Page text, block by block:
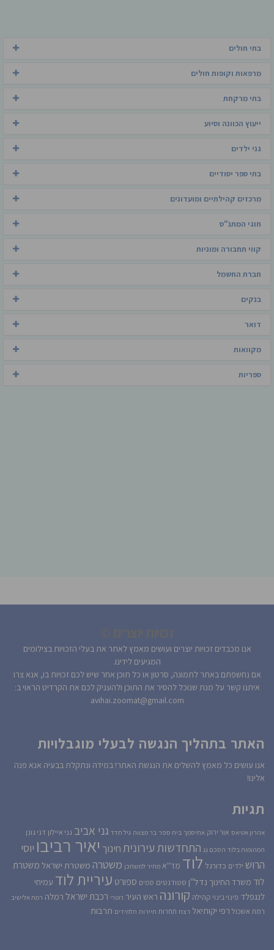
בתי חולים
מרפאות וקופות חולים
בתי מרקחת
ייעוץ הכוונה וסיוע
גני ילדים
בתי ספר יסודיים
מרכזים קהילתיים ומועדונים
חוגי המתנ"ס
קווי תחבורה ומוניות
חברת החשמל
בנקים
דואר
מקוואות
ספריות
אנו מכבדים זכויות יוצרים ועושים מאמץ לאתר את בעלי הזכויות בצילומים
המגיעים לידינו.
אם נחשפתם באתר לתמונה, סרטון או כל תוכן אחר שיש לכם זכויות בו, אנא צרו
איתנו קשר על מנת שנוכל להסיר את התוכן ולהעניק לכם את הקרדיט הראוי ב:
avihai.zoomat@gmail.com
האתר בתהליך הנגשה לבעלי מוגבלויות
אנו עושים כל מאמץ להשלים את הנגשת האתר! במידה ונתקלת בבעיה אנא פנה
אלינו!
תגיות
אהרון אטיאס אור ירוק אחיסמך בית ספר בר מצווה גיל חדד גני אביב גני איילון דני גונן
המהומות בלוד הסכם גג התחדשות עירוניתחינוך יאיר רביבו יוסי
הרוש ילדים כדורגל לוד מד''א מחיר למשתכן משטרה משטרת ישראל משטרת
לוד משרד החינוך נדל''ן סטודנטים סמים ספורט עיריית לוד עמיחי
לנגפלד פינוי בינוי קהילה קורונה ראש העיר רוטרי רכבת ישראל רמלה רמת אלישיב
רמת אשכול רפי יקותיאל רצח תחרות תיירות תלמידים תרבות